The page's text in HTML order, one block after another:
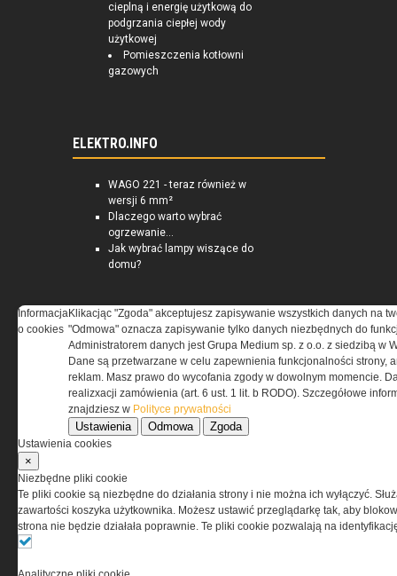
cieplną i energię użytkową do
podgrzania ciepłej wody
użytkowej
Pomieszczenia kotłowni
gazowych
ELEKTRO.INFO
WAGO 221 - teraz również w
wersji 6 mm²
Dlaczego warto wybrać
ogrzewanie...
Jak wybrać lampy wiszące do
domu?
Informacja
o cookies
Klikacjąc "Zgoda" akceptujesz zapisywanie wszystkich danych na
"Odmowa" oznacza zapisywanie tylko danych niezbędnych do
Administratorem danych jest Grupa Medium sp. z o.o. z siedzibą w
Dane są przetwarzane w celu zapewnienia funkcjonalności strony,
reklam. Masz prawo do wycofania zgody w dowolnym momencie.
realizxacji zamówienia (art. 6 ust. 1 lit. b RODO). Szczegółowe
znajdziesz w Polityce prywatności
Ustawienia Odmowa Zgoda
Ustawienia cookies
×
Niezbędne pliki cookie
Te pliki cookie są niezbędne do działania strony i nie można ich wyłączyć.
zawartości koszyka użytkownika. Możesz ustawić przeglądarkę tak, aby
strona nie będzie działała poprawnie. Te pliki cookie pozwalają na